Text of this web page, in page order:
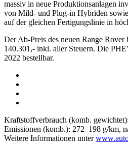
massiv in neue Produktionsanlagen
von Mild- und Plug-in Hybriden
auf der gleichen Fertigungslinie in
Der Ab-Preis des neuen Range Rover
140.301,- inkl. aller Steuern. Die
2022 bestellbar.
Kraftstoffverbrauch (komb.
Emissionen (komb.): 272–198 g/km,
Weitere Informationen unter